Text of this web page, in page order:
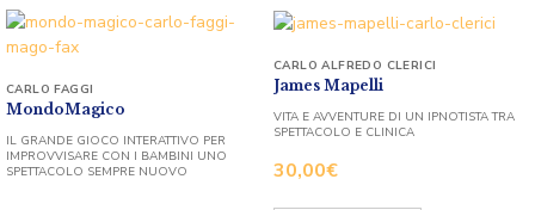
MondoMagico
CARLO FAGGI
IL GRANDE GIOCO INTERATTIVO PER
IMPROVVISARE CON I BAMBINI UNO
SPETTACOLO SEMPRE NUOVO
James Mapelli
30,00€
CARLO ALFREDO CLERICI
VITA E AVVENTURE DI UN IPNOTISTA TRA
SPETTACOLO E CLINICA